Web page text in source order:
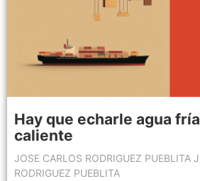
Hay que echarle agua
caliente
JOSE CARLOS RODRIGUEZ PUEBLITA
RODRIGUEZ PUEBLITA